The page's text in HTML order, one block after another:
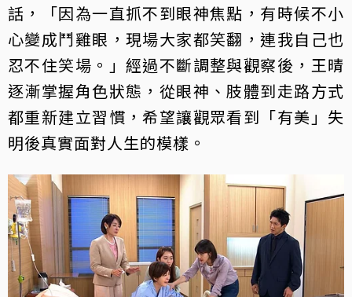
話，「因為一直抓不到眼神焦點，有時候不小
心變成鬥雞眼，現場大家都笑翻，連我自己也
忍不住笑場。」經過不斷調整與觀察後，王晴
逐漸掌握角色狀態，從眼神、肢體到走路方式
都重新建立習慣，希望讓觀眾看到「有美」失
明後真實面對人生的模樣。